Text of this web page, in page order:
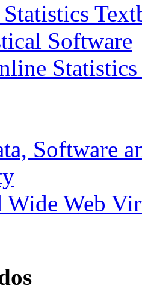
Software
Software
Wide Web